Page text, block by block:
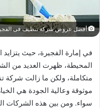
أفضل عروض شركة تنظيف فى
في إمارة الفجيرة، حيث يتزايد
المحيطة، ظهرت العديد من
متكاملة، ولكن ما زالت
موثوقة وعالية الجودة هي
سواء. ومن بين هذه الشركات